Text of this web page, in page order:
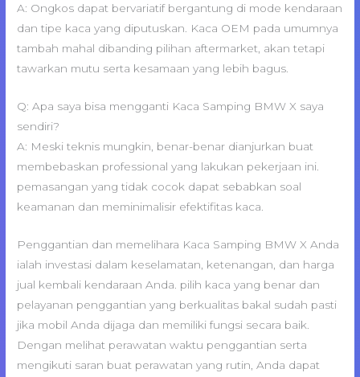
A: Ongkos dapat bervariatif bergantung di mode kendaraan
dan tipe kaca yang diputuskan. Kaca OEM pada umumnya
tambah mahal dibanding pilihan aftermarket, akan tetapi
tawarkan mutu serta kesamaan yang lebih bagus.
Q: Apa saya bisa mengganti Kaca Samping BMW X saya
sendiri?
A: Meski teknis mungkin, benar-benar dianjurkan buat
membebaskan professional yang lakukan pekerjaan ini.
pemasangan yang tidak cocok dapat sebabkan soal
keamanan dan meminimalisir efektifitas kaca.
Penggantian dan memelihara Kaca Samping BMW X Anda
ialah investasi dalam keselamatan, ketenangan, dan harga
jual kembali kendaraan Anda. pilih kaca yang benar dan
pelayanan penggantian yang berkualitas bakal sudah pasti
jika mobil Anda dijaga dan memiliki fungsi secara baik.
Dengan melihat perawatan waktu penggantian serta
mengikuti saran buat perawatan yang rutin, Anda dapat